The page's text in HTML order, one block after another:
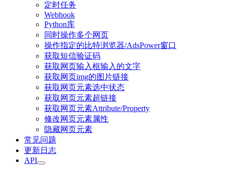
定时任务
Webhook
Python库
同时操作多个网页
操作指定的比特浏览器/AdsPower窗口
获取短信验证码
获取网页输入框输入的文字
获取网页img的图片链接
获取网页元素选中状态
获取网页元素超链接
获取网页元素Attribute/Property
修改网页元素属性
隐藏网页元素
常见问题
更新日志
API